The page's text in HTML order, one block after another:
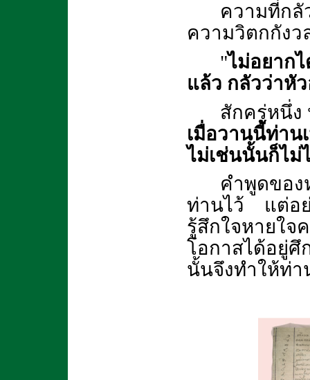
ความที่กลั
ความวิตกกังว
"ไม่อยาก
แล้ว กลัวว่าหั
สักครู่หนึ่ง
เมื่อวานนี้ท่า
ไม่เช่นนั้นก็ไม่
คำพูดขอ
ท่านไว้ แต่อย่
รู้สึกใจหายใจ
โอกาสได้อยู่ศึ
นั้นจึงทำให้ท่